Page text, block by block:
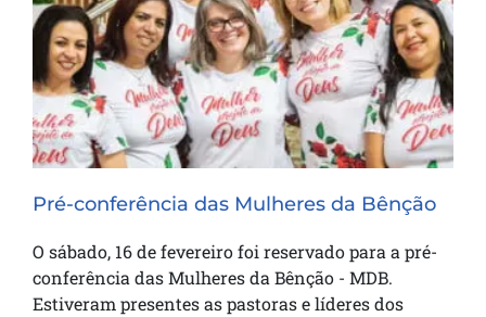
Pré-conferência das Mulheres da Bênção
Pré-conferência das Mulheres da Bênção
O sábado, 16 de fevereiro foi reservado para a pré-
conferência das Mulheres da Bênção - MDB.
Estiveram presentes as pastoras e líderes dos